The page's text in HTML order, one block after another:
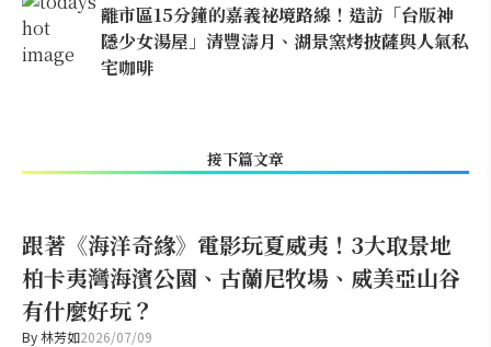
離市區15分鐘的嘉義祕境路線！造訪「台版神
隱少女湯屋」清豐濤月、湖景窯烤披薩與人氣私
宅咖啡
接下篇文章
跟著《海洋奇緣》電影玩夏威夷！3大取景地
柏卡夷灣海濱公園、古蘭尼牧場、威美亞山谷
有什麼好玩？
By林芳如2026/07/09